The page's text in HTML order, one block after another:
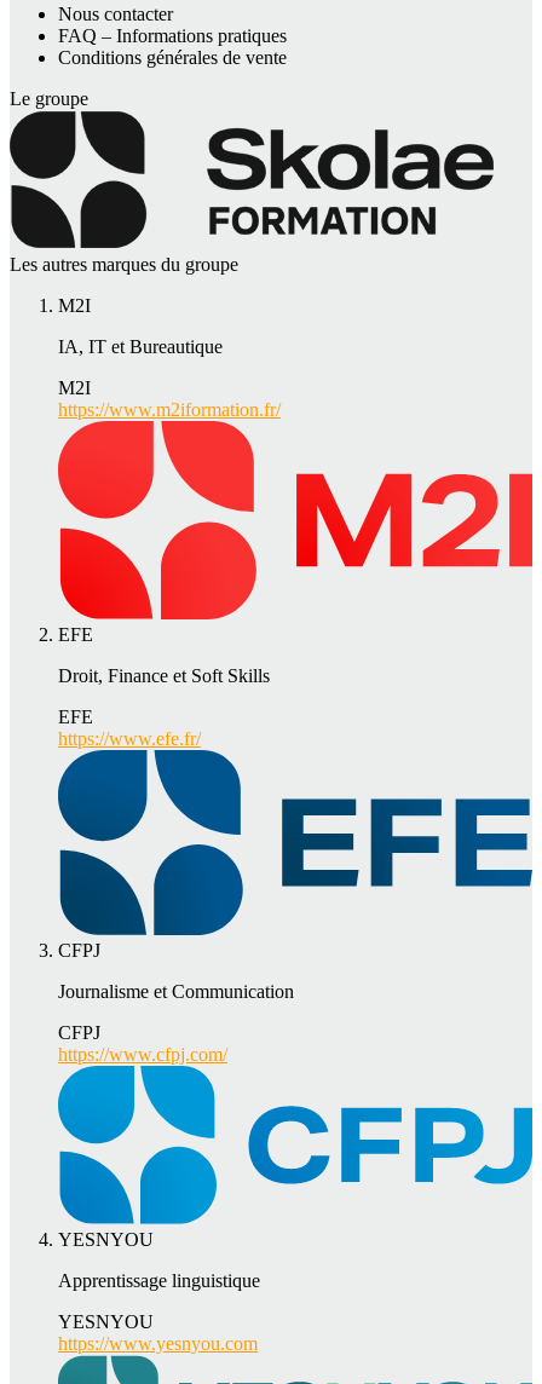
Nous contacter
FAQ – Informations pratiques
Conditions générales de vente
Le groupe
Les autres marques du groupe
M2I
IA, IT et Bureautique
M2I
https://www.m2iformation.fr/
EFE
Droit, Finance et Soft Skills
EFE
https://www.efe.fr/
CFPJ
Journalisme et Communication
CFPJ
https://www.cfpj.com/
YESNYOU
Apprentissage linguistique
YESNYOU
https://www.yesnyou.com